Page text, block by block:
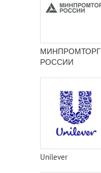
МИНПРОМТОРГ
РОССИИ
Unilever